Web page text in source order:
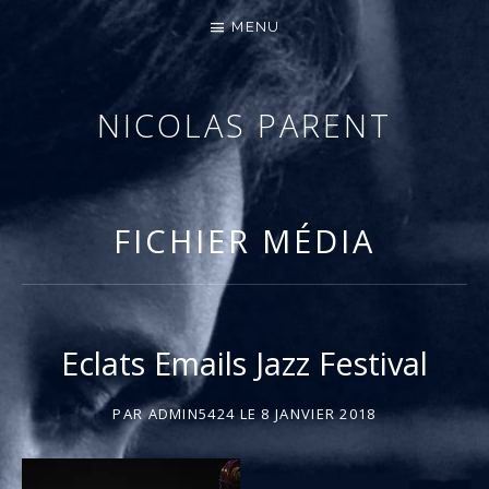
NICOLAS PARENT
MUSICIEN – COMPOSITEUR
MENU
FICHIER MÉDIA
Eclats Emails Jazz Festival
PARADMIN5424 LE 8 JANVIER 2018